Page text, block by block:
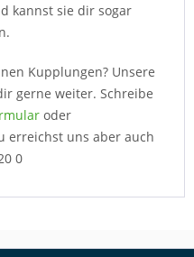
kannst sie dir sogar
Kupplungen? Unsere
gerne weiter. Schreibe
oder
erreichst uns aber auch
0